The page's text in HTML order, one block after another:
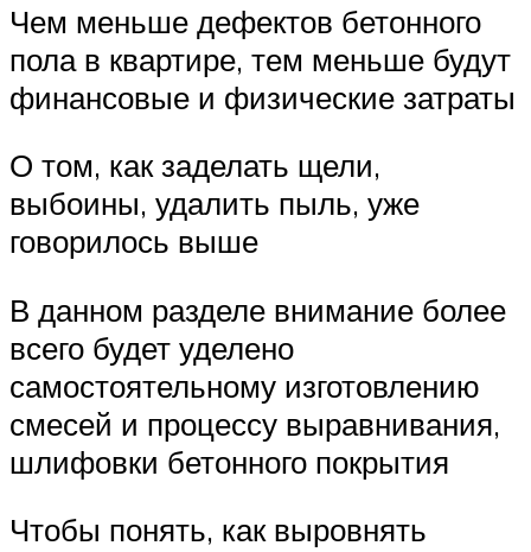
Чем меньше дефектов бетонного
пола в квартире, тем меньше будут
финансовые и физические затраты
О том, как заделать щели,
выбоины, удалить пыль, уже
говорилось выше
В данном разделе внимание более
всего будет уделено
самостоятельному изготовлению
смесей и процессу выравнивания,
шлифовки бетонного покрытия
Чтобы понять, как выровнять